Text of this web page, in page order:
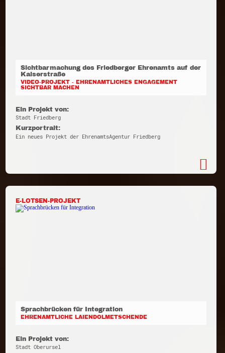
Sichtbarmachung des Friedberger Ehrenamts auf der
Kaiserstraße
VIDEO-PROJEKT - EHRENAMTLICHES ENGAGEMENT
SICHTBAR MACHEN
Ein Projekt von:
Stadt Friedberg
Kurzportrait:
Ein neues Projekt der EhrenamtsAgentur Friedberg
E-LOTSEN-PROJEKT
Sprachbrücken für Integration
EHRENAMTLICHE LAIENDOLMETSCHENDE
Ein Projekt von:
Stadt Oberursel